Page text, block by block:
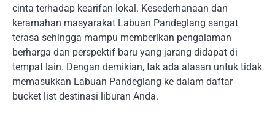
cinta terhadap kearifan lokal. Kesederhanaan dan
keramahan masyarakat Labuan Pandeglang sangat
terasa sehingga mampu memberikan pengalaman
berharga dan perspektif baru yang jarang didapat di
tempat lain. Dengan demikian, tak ada alasan untuk tidak
memasukkan Labuan Pandeglang ke dalam daftar
bucket list destinasi liburan Anda.